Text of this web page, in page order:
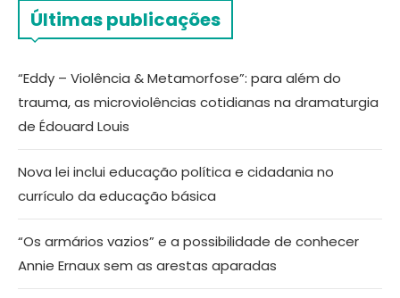
Últimas publicações
“Eddy – Violência & Metamorfose”: para além do
trauma, as microviolências cotidianas na dramaturgia
de Édouard Louis
Nova lei inclui educação política e cidadania no
currículo da educação básica
“Os armários vazios” e a possibilidade de conhecer
Annie Ernaux sem as arestas aparadas